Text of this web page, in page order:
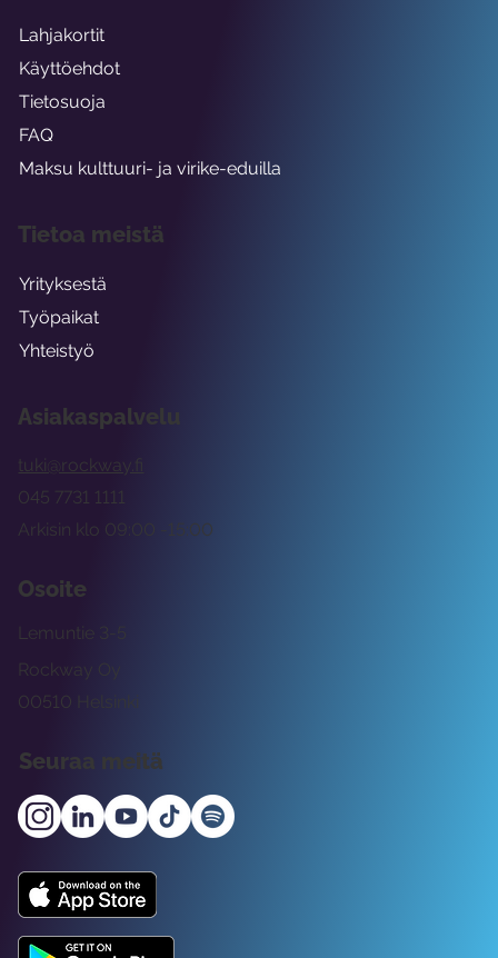
Asiakaspalvelu
tuki@rockway.fi
Arkisin klo 09:00 -15:00
045 7731 1111
Osoite
Rockway Oy
Lemuntie 3-5
00510 Helsinki
Seuraa meitä
Lahjakortit
Käyttöehdot
Tietosuoja
FAQ
Maksu kulttuuri- ja virike-eduilla
Tietoa meistä
Yrityksestä
Työpaikat
Yhteistyö